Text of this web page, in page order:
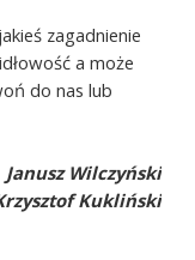
zagadnienie
a może
do nas lub
Janusz Wilczyński
Kukliński